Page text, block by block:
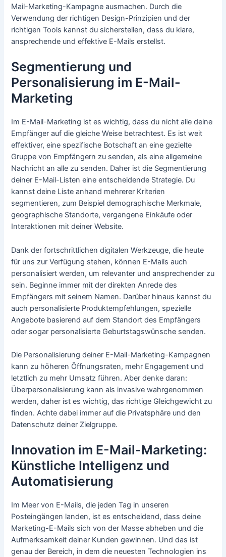
Mail-Marketing-Kampagne ausmachen. Durch die
Verwendung der richtigen Design-Prinzipien und der
richtigen Tools kannst du sicherstellen, dass du klare,
ansprechende und effektive E-Mails erstellst.
Segmentierung und
Personalisierung im E-Mail-
Marketing
Im E-Mail-Marketing ist es wichtig, dass du nicht alle deine
Empfänger auf die gleiche Weise betrachtest. Es ist weit
effektiver, eine spezifische Botschaft an eine gezielte
Gruppe von Empfängern zu senden, als eine allgemeine
Nachricht an alle zu senden. Daher ist die Segmentierung
deiner E-Mail-Listen eine entscheidende Strategie. Du
kannst deine Liste anhand mehrerer Kriterien
segmentieren, zum Beispiel demographische Merkmale,
geographische Standorte, vergangene Einkäufe oder
Interaktionen mit deiner Website.
Dank der fortschrittlichen digitalen Werkzeuge, die heute
für uns zur Verfügung stehen, können E-Mails auch
personalisiert werden, um relevanter und ansprechender zu
sein. Beginne immer mit der direkten Anrede des
Empfängers mit seinem Namen. Darüber hinaus kannst du
auch personalisierte Produktempfehlungen, spezielle
Angebote basierend auf dem Standort des Empfängers
oder sogar personalisierte Geburtstagswünsche senden.
Die Personalisierung deiner E-Mail-Marketing-Kampagnen
kann zu höheren Öffnungsraten, mehr Engagement und
letztlich zu mehr Umsatz führen. Aber denke daran:
Überpersonalisierung kann als invasive wahrgenommen
werden, daher ist es wichtig, das richtige Gleichgewicht zu
finden. Achte dabei immer auf die Privatsphäre und den
Datenschutz deiner Zielgruppe.
Innovation im E-Mail-Marketing:
Künstliche Intelligenz und
Automatisierung
Im Meer von E-Mails, die jeden Tag in unseren
Posteingängen landen, ist es entscheidend, dass deine
Marketing-E-Mails sich von der Masse abheben und die
Aufmerksamkeit deiner Kunden gewinnen. Und das ist
genau der Bereich, in dem die neuesten Technologien ins